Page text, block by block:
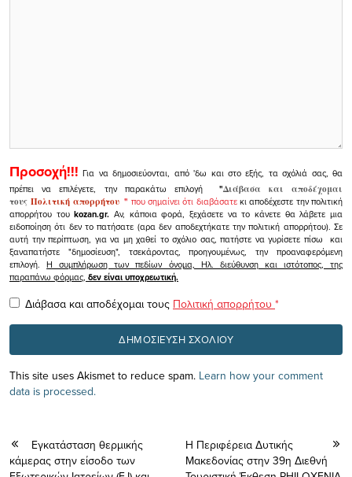
Προσοχή!!! Για να δημοσιεύονται, από 'δω και στο εξής, τα σχόλιά σας, θα
πρέπει να επιλέγετε, την παρακάτω επιλογή
"Διάβασα και αποδέχομαι
τουςΠολιτική απορρήτου" που σημαίνει ότι διαβάσατεκι αποδέχεστε την πολιτική
απορρήτου τουkozan.gr. Αν, κάποια φορά, ξεχάσετε να το κάνετε θα λάβετε μια
ειδοποίηση ότι δεν το πατήσατε (αρα δεν αποδεχτήκατε την πολιτική απορρήτου). Σε
αυτή την περίπτωση, για να μη χαθεί το σχόλιο σας, πατήστε να γυρίσετε πίσω και
ξαναπατήστε "δημοσίευση", τσεκάροντας, προηγουμένως, την προαναφερόμενη
επιλογή.Η συμπλήρωση των πεδίων όνομα, Ηλ. διεύθυνση και ιστότοπος, της
παραπάνω φόρμας, δεν είναι υποχρεωτική.
Διάβασα και αποδέχομαι τους Πολιτική απορρήτου *
This site uses Akismet to reduce spam. Learn how your comment
data is processed.
Eγκατάσταση θερμικής
κάμερας στην είσοδο των
Η Περιφέρεια Δυτικής
Μακεδονίας στην 39η Διεθνή